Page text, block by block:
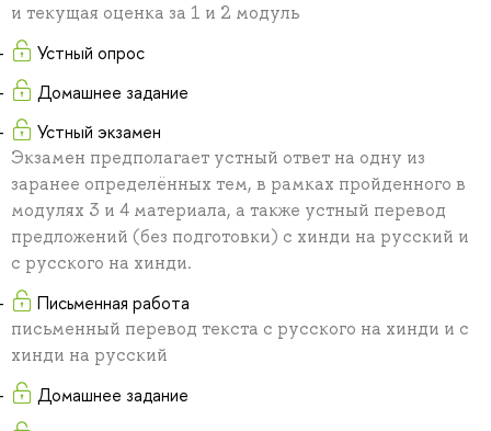
и текущая оценка за 1 и 2 модуль
Устный опрос
Домашнее задание
Устный экзамен
Экзамен предполагает устный ответ на одну из
заранее определённых тем, в рамках пройденного в
модулях 3 и 4 материала, а также устный перевод
предложений (без подготовки) с хинди на русский и
с русского на хинди.
Письменная работа
письменный перевод текста с русского на хинди и с
хинди на русский
Домашнее задание